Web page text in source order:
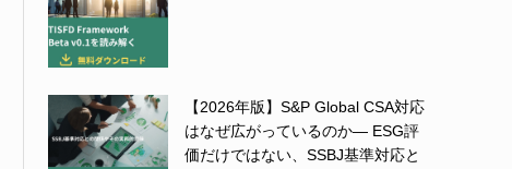
【2026年版】S&P Global CSA対応
はなぜ広がっているのか― ESG評
価だけではない、SSBJ基準対応と